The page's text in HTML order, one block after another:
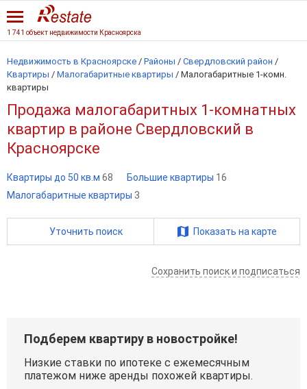
1 741 объект недвижимости Красноярска
Недвижимость в Красноярске / Районы / Свердловский район /
Квартиры / Малогабаритные квартиры / Малогабаритные 1-комн.
квартиры
Продажа малогабаритных 1-комнатных
квартир в районе Свердловский в
Красноярске
Квартиры до 50 кв.м 68 Большие квартиры 16
Малогабаритные квартиры 3
Уточнить поиск Показать на карте
Сохранить поиск и подписаться
Подберем квартиру в новостройке!
Низкие ставки по ипотеке с ежемесячным
платежом ниже аренды похожей квартиры.